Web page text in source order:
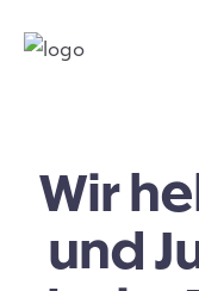
Wir
und